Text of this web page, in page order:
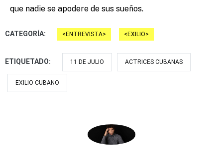
que nadie se apodere de sus sueños.
CATEGORÍA: ENTREVISTA EXILIO
ETIQUETADO: 11 DE JULIO ACTRICES CUBANAS
EXILIO CUBANO